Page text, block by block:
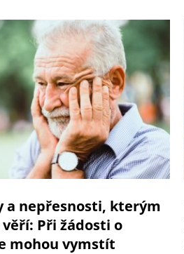
a nepřesnosti, kterým
Při žádosti o
mohou vymstít